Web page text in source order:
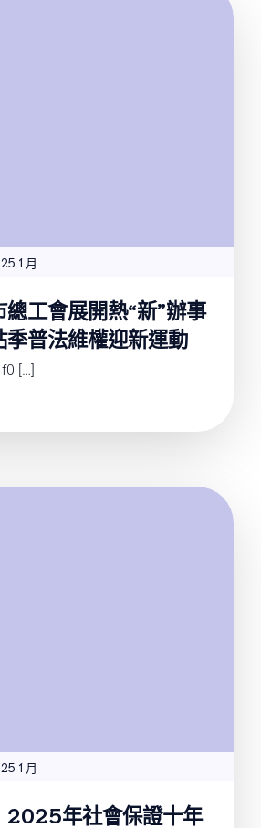
25 1 月
總工會展開熱“新”辦事
季普法維權迎新運動
[…]
25 1 月
2025年社會保證十年